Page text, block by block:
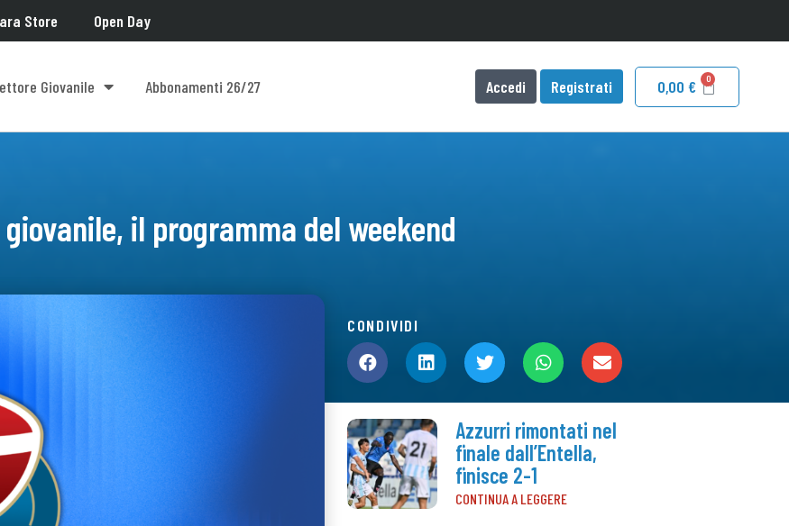
Store Open Day
Giovanile Abbonamenti 26/27 Accedi Registrati 0,00€
il programma del weekend
CONDIVIDI
Azzurri rimontati nel
finale dall’Entella,
finisce 2-1
CONTINUA A LEGGERE